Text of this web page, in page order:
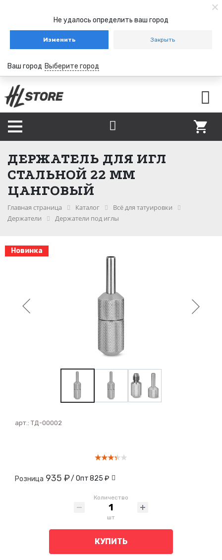
Не удалось определить ваш город
Изменить Закрыть
Ваш город Выберите город
ДЕРЖАТЕЛЬ ДЛЯ ИГЛ
СТАЛЬНОЙ 22 ММ
ЦАНГОВЫЙ
Главная страница Каталог
Всё для татуировки
Держатели
Держатели под иглы
Новинка
арт.: ТД-00002
Розница 935 ₽/ Опт825 ₽
Количество
шт
КУПИТЬ